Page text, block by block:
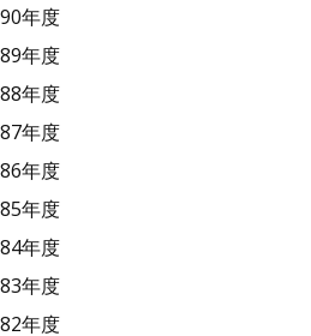
90年度
89年度
88年度
87年度
86年度
85年度
84年度
83年度
82年度